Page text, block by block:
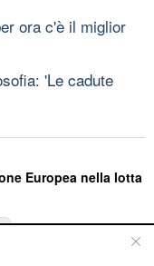
ora c'è il miglior
'Le cadute
Europea nella lotta